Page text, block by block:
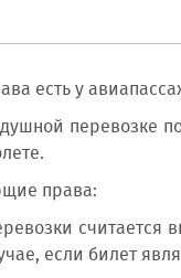
есть у
перевозке
права:
если билет